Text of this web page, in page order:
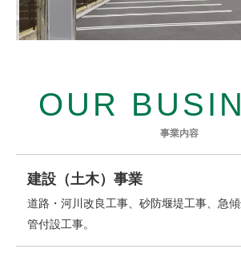
OUR
事業内容
建設（土木）事業
道路・河川改良工事、砂防堰堤工事、急
管付設工事。